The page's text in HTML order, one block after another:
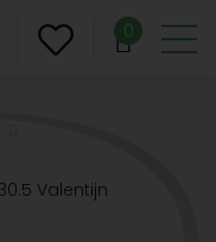
0
Valentijn